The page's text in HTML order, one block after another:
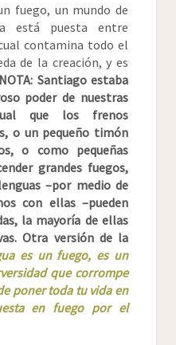
fuego, un mundo de
está puesta entre
contamina todo el
de la creación, y es
NOTA: Santiago estaba
poder de nuestras
que los frenos
o un pequeño timón
o como pequeñas
grandes fuegos,
–por medio de
con ellas –pueden
la mayoría de ellas
Otra versión de la
es un fuego, es un
que corrompe
poner toda tu vida en
en fuego por el